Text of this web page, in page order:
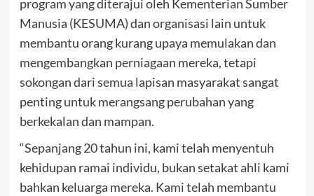
program yang diterajui oleh Kementerian Sumber
Manusia (KESUMA) dan organisasi lain untuk
membantu orang kurang upaya memulakan dan
mengembangkan perniagaan mereka, tetapi
sokongan dari semua lapisan masyarakat sangat
penting untuk merangsang perubahan yang
berkekalan dan mampan.
“Sepanjang 20 tahun ini, kami telah menyentuh
kehidupan ramai individu, bukan setakat ahli kami
bahkan keluarga mereka. Kami telah membantu